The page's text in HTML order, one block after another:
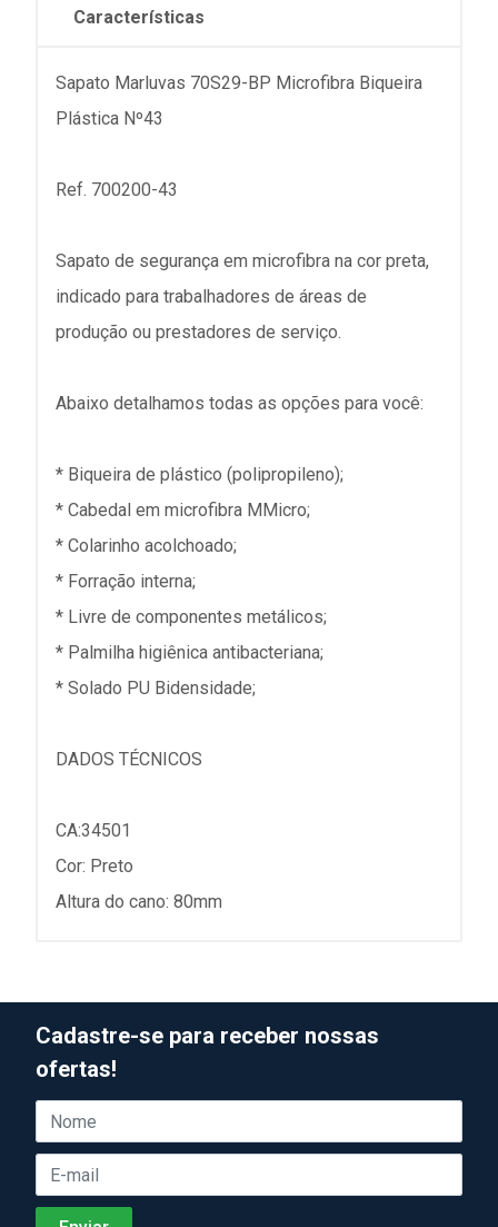
Características
Sapato Marluvas 70S29-BP Microfibra Biqueira
Plástica Nº43
Ref. 700200-43
Sapato de segurança em microfibra na cor preta,
indicado para trabalhadores de áreas de
produção ou prestadores de serviço.
Abaixo detalhamos todas as opções para você:
* Biqueira de plástico (polipropileno);
* Cabedal em microfibra MMicro;
* Colarinho acolchoado;
* Forração interna;
* Livre de componentes metálicos;
* Palmilha higiênica antibacteriana;
* Solado PU Bidensidade;
DADOS TÉCNICOS
CA:34501
Cor: Preto
Altura do cano: 80mm
Cadastre-se para receber nossas
ofertas!